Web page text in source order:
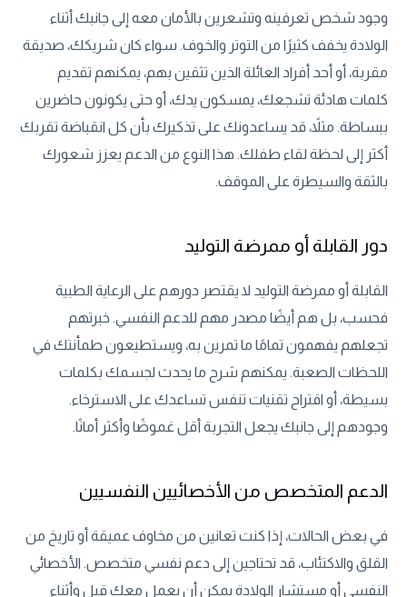
وجود شخص تعرفينه وتشعرين بالأمان معه إلى جانبك أثناء
الولادة يخفف كثيرًا من التوتر والخوف. سواء كان شريكك، صديقة
مقربة، أو أحد أفراد العائلة الذين تثقين بهم، يمكنهم تقديم
كلمات هادئة تشجعك، يمسكون يدك، أو حتى يكونون حاضرين
ببساطة. مثلاً، قد يساعدونك على تذكيرك بأن كل انقباضة تقربك
أكثر إلى لحظة لقاء طفلك. هذا النوع من الدعم يعزز شعورك
بالثقة والسيطرة على الموقف.
دور القابلة أو ممرضة التوليد
القابلة أو ممرضة التوليد لا يقتصر دورهم على الرعاية الطبية
فحسب، بل هم أيضًا مصدر مهم للدعم النفسي. خبرتهم
تجعلهم يفهمون تمامًا ما تمرين به، ويستطيعون طمأنتك في
اللحظات الصعبة. يمكنهم شرح ما يحدث لجسمك بكلمات
بسيطة، أو اقتراح تقنيات تنفس تساعدك على الاسترخاء.
وجودهم إلى جانبك يجعل التجربة أقل غموضًا وأكثر أمانًا.
الدعم المتخصص من الأخصائيين النفسيين
في بعض الحالات، إذا كنت تعانين من مخاوف عميقة أو تاريخ من
القلق والاكتئاب، قد تحتاجين إلى دعم نفسي متخصص. الأخصائي
النفسي أو مستشار الولادة يمكن أن يعمل معك قبل وأثناء